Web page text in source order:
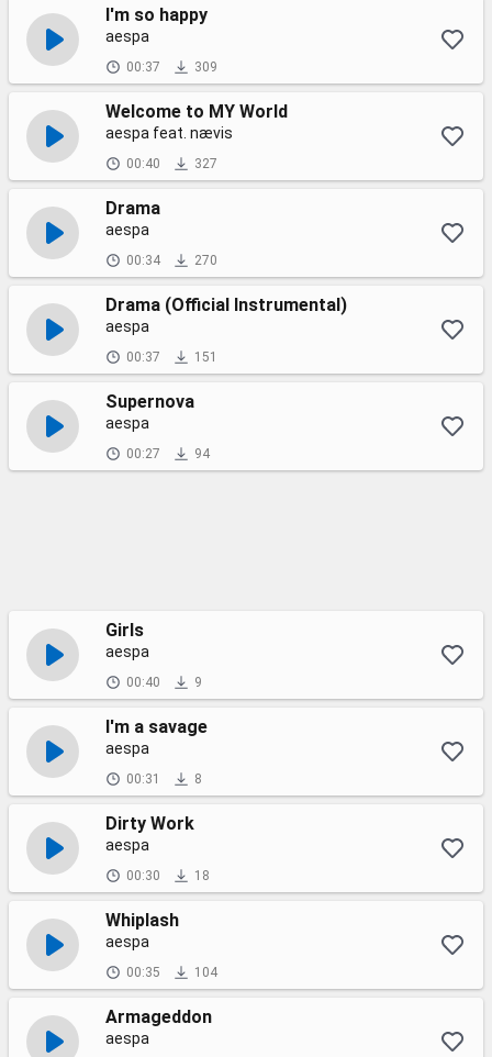
I'm so happy
aespa
00:37 309
Welcome to MY World
aespa feat. nævis
00:40 327
Drama
aespa
00:34 270
Drama (Official Instrumental)
aespa
00:37 151
Supernova
aespa
00:27 94
Girls
aespa
00:40 9
I'm a savage
aespa
00:31 8
Dirty Work
aespa
00:30 18
Whiplash
aespa
00:35 104
Armageddon
aespa